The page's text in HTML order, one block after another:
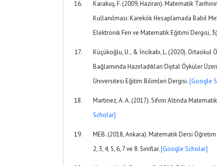
Karakuş, F. (2009, Haziran). Matematik
Kullanılması: Karekök Hesaplamada Babil
Elektronik Fen ve Matematik Eğitimi Dergisi,
Küçükoğlu, U., & İncikabı, L. (2020).
Bağlamında Hazırladıkları Dijital Öyküler
Üniversitesi Eğitim Bilimleri Dergisi.[Google
Martinez, A. A. (2017). Sıfırın Altında
Scholar]
MEB. (2018, Ankara). Matematik Dersi
2, 3, 4, 5, 6, 7 ve 8. Sınıflar.[Google Scholar]